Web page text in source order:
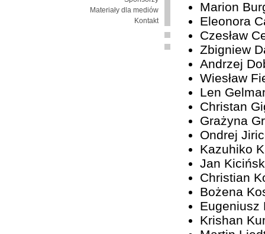
Materiały dla mediów
Kontakt
Marion
Eleonora
Czesław
Zbigniew
Andrzej
Wiesław
Len
Christan
Grażyna
Ondrej
Kazuhiko
Jan
Christian
Bożena
Eugeniusz
Krishan